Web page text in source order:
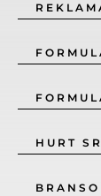
HURT